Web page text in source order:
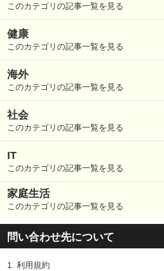
このカテゴリの記事一覧を見る
健康
このカテゴリの記事一覧を見る
海外
このカテゴリの記事一覧を見る
社会
このカテゴリの記事一覧を見る
IT
このカテゴリの記事一覧を見る
家庭生活
このカテゴリの記事一覧を見る
問い合わせ先について
1. 利用規約